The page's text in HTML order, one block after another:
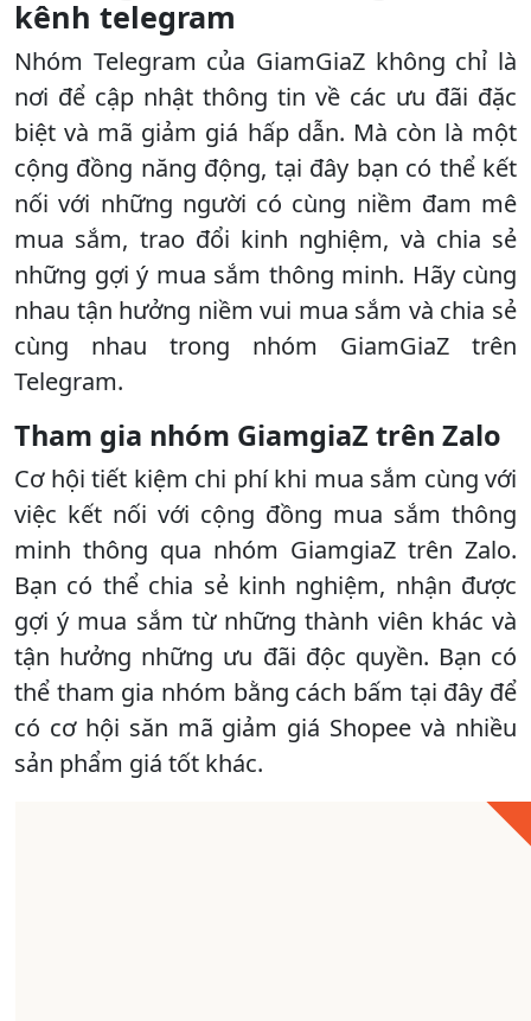
kênh telegram
Nhóm Telegram của GiamGiaZ không chỉ là
nơi để cập nhật thông tin về các ưu đãi đặc
biệt và mã giảm giá hấp dẫn. Mà còn là một
cộng đồng năng động, tại đây bạn có thể kết
nối với những người có cùng niềm đam mê
mua sắm, trao đổi kinh nghiệm, và chia sẻ
những gợi ý mua sắm thông minh. Hãy cùng
nhau tận hưởng niềm vui mua sắm và chia sẻ
cùng nhau trong nhóm GiamGiaZ trên
Telegram.
Tham gia nhóm GiamgiaZ trên Zalo
Cơ hội tiết kiệm chi phí khi mua sắm cùng với
việc kết nối với cộng đồng mua sắm thông
minh thông qua nhóm GiamgiaZ trên Zalo.
Bạn có thể chia sẻ kinh nghiệm, nhận được
gợi ý mua sắm từ những thành viên khác và
tận hưởng những ưu đãi độc quyền. Bạn có
thể tham gia nhóm bằng cách bấm tại đây để
có cơ hội săn mã giảm giá Shopee và nhiều
sản phẩm giá tốt khác.